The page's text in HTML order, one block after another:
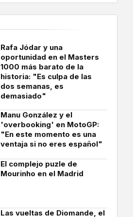
Rafa Jódar y una
oportunidad en el Masters
1000 más barato de la
historia: "Es culpa de las
dos semanas, es
demasiado"
Manu González y el
'overbooking' en MotoGP:
"En este momento es una
ventaja si no eres español"
El complejo puzle de
Mourinho en el Madrid
Las vueltas de Diomande, el